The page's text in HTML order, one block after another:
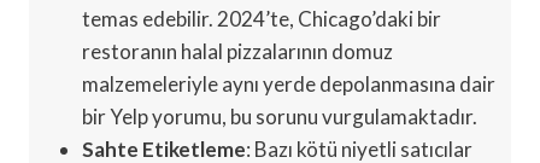
temas edebilir. 2024’te, Chicago’daki bir
restoranın halal pizzalarının domuz
malzemeleriyle aynı yerde depolanmasına dair
bir Yelp yorumu, bu sorunu vurgulamaktadır.
Sahte Etiketleme: Bazı kötü niyetli satıcılar